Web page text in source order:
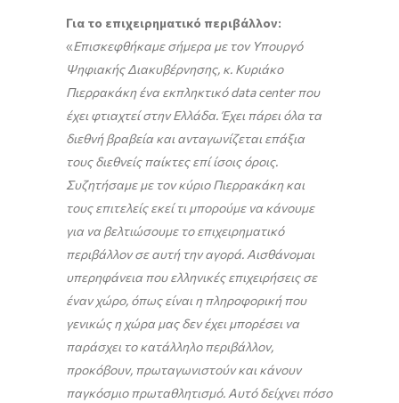
Για το επιχειρηματικό περιβάλλον:
«Επισκεφθήκαμε σήμερα με τον Υπουργό
Ψηφιακής Διακυβέρνησης, κ. Κυριάκο
Πιερρακάκη ένα εκπληκτικό data center που
έχει φτιαχτεί στην Ελλάδα. Έχει πάρει όλα τα
διεθνή βραβεία και ανταγωνίζεται επάξια
τους διεθνείς παίκτες επί ίσοις όροις.
Συζητήσαμε με τον κύριο Πιερρακάκη και
τους επιτελείς εκεί τι μπορούμε να κάνουμε
για να βελτιώσουμε το επιχειρηματικό
περιβάλλον σε αυτή την αγορά. Αισθάνομαι
υπερηφάνεια που ελληνικές επιχειρήσεις σε
έναν χώρο, όπως είναι η πληροφορική που
γενικώς η χώρα μας δεν έχει μπορέσει να
παράσχει το κατάλληλο περιβάλλον,
προκόβουν, πρωταγωνιστούν και κάνουν
παγκόσμιο πρωταθλητισμό. Αυτό δείχνει πόσο